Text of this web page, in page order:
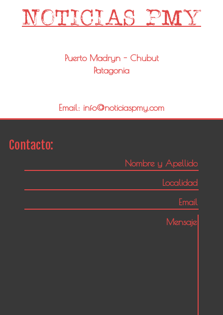
Puerto Madryn - Chubut
Patagonia
Email: info@noticiaspmy.com
Contacto: